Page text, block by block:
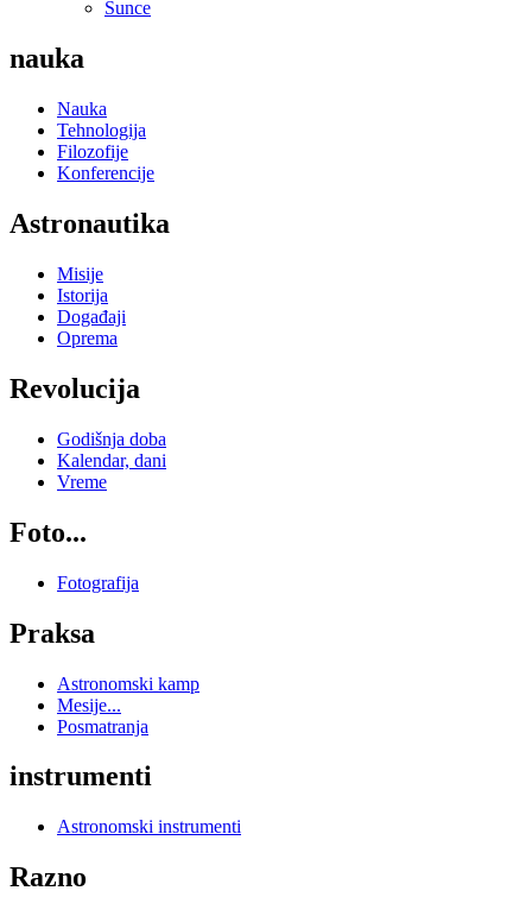
Sunce
nauka
Nauka
Tehnologija
Filozofije
Konferencije
Astronautika
Misije
Istorija
Događaji
Oprema
Revolucija
Godišnja doba
Kalendar, dani
Vreme
Foto...
Fotografija
Praksa
Astronomski kamp
Mesije...
Posmatranja
instrumenti
Astronomski instrumenti
Razno